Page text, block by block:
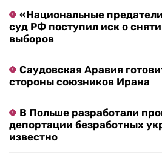
«Национальные
суд РФ поступил иск о
выборов
Саудовская Аравия
стороны союзников Ирана
В Польше разработали
депортации безработных
известно